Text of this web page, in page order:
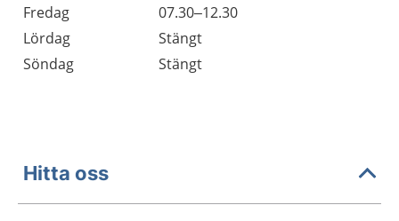
Fredag
07.30–12.30
Lördag
Stängt
Söndag
Stängt
Hitta oss